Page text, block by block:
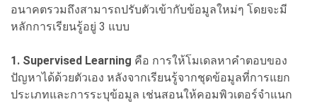
อนาคตรวมถึงสามารถปรับตัวเข้ากับข้อมูลใหม่ๆ โดยจะมี
หลักการเรียนรู้อยู่ 3 แบบ
1. Supervised Learning คือ การให้โมเดลหาคำตอบของ
ปัญหาได้ด้วยตัวเอง หลังจากเรียนรู้จากชุดข้อมูลที่การแยก
ประเภทและการระบุข้อมูล เช่นสอนให้คอมพิวเตอร์จำแนก